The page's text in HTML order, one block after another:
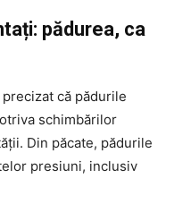
pădurea, ca
precizat că pădurile
schimbărilor
Din păcate, pădurile
presiuni, inclusiv